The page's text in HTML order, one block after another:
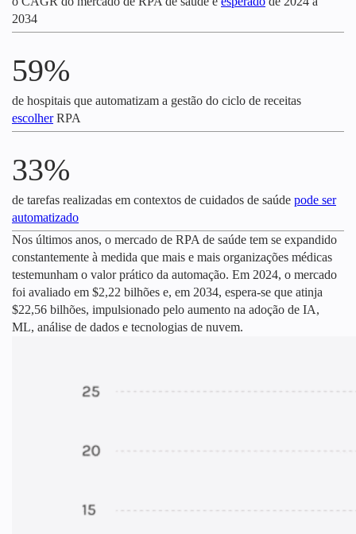
2034
59%
de hospitais que automatizam a gestão do ciclo de receitas
escolherRPA
33%
de tarefas realizadas em contextos de cuidados de saúde pode ser
automatizado
Nos últimos anos, o mercado de RPA de saúde tem se expandido
constantemente à medida que mais e mais organizações médicas
testemunham o valor prático da automação. Em 2024, o mercado
foi avaliado em $2,22 bilhões e, em 2034, espera-se que atinja
$22,56 bilhões, impulsionado pelo aumento na adoção de IA,
ML, análise de dados e tecnologias de nuvem.